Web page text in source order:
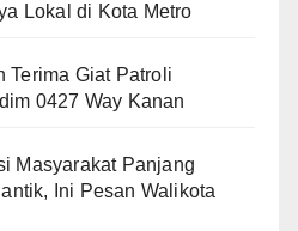
Lokal di Kota Metro
Terima Giat Patroli
0427 Way Kanan
Masyarakat Panjang
Ini Pesan Walikota